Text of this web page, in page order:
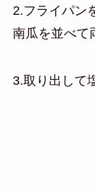
2.フライパン
南瓜を並べて
3.取り出して